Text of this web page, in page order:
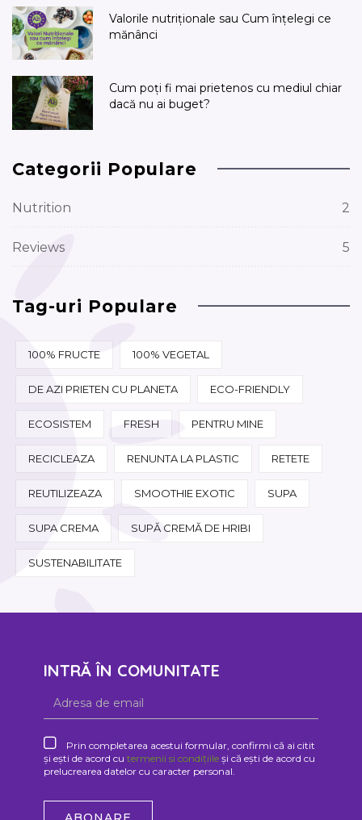
Valorile nutriționale sau Cum înțelegi ce
mănânci
Cum poți fi mai prietenos cu mediul chiar
dacă nu ai buget?
Categorii Populare
Nutrition 2
Reviews 5
Tag-uri Populare
100% FRUCTE 100% VEGETAL
DE AZI PRIETEN CU PLANETA ECO-FRIENDLY
ECOSISTEM FRESH PENTRU MINE
RECICLEAZA RENUNTA LA PLASTIC RETETE
REUTILIZEAZA SMOOTHIE EXOTIC SUPA
SUPA CREMA SUPĂ CREMĂ DE HRIBI
SUSTENABILITATE
INTRĂ ÎN COMUNITATE
Prin completarea acestui formular, confirmi că ai citit
și ești de acord cu termenii si condițiile și că ești de acord cu
prelucrearea datelor cu caracter personal.